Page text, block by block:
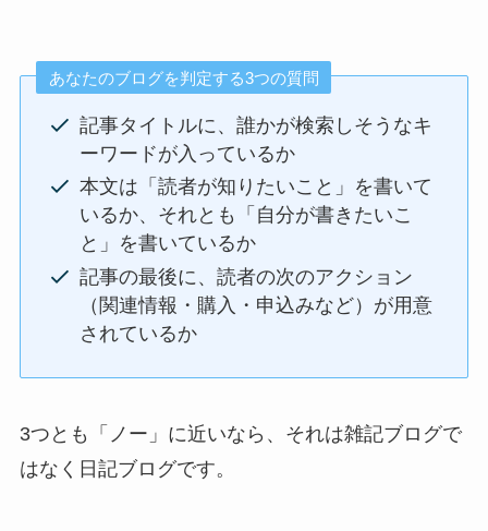
あなたのブログを判定する3つの質問
記事タイトルに、誰かが検索しそうなキ
ーワードが入っているか
本文は「読者が知りたいこと」を書いて
いるか、それとも「自分が書きたいこ
と」を書いているか
記事の最後に、読者の次のアクション
（関連情報・購入・申込みなど）が用意
されているか
3つとも「ノー」に近いなら、それは雑記ブログで
はなく日記ブログです。